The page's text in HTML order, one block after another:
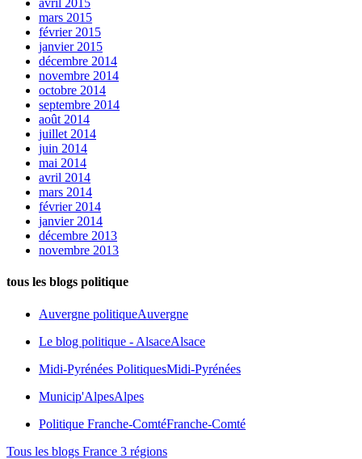
avril 2015
mars 2015
février 2015
janvier 2015
décembre 2014
novembre 2014
octobre 2014
septembre 2014
août 2014
juillet 2014
juin 2014
mai 2014
avril 2014
mars 2014
février 2014
janvier 2014
décembre 2013
novembre 2013
tous les blogs politique
Auvergne politiqueAuvergne
Le blog politique - AlsaceAlsace
Midi-Pyrénées PolitiquesMidi-Pyrénées
Municip'AlpesAlpes
Politique Franche-ComtéFranche-Comté
Tous les blogs France 3 régions